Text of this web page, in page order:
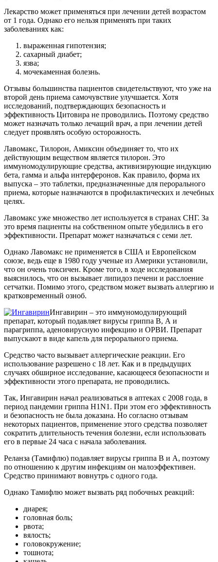
Лекарство может применяться при лечении детей возрастом
от 1 года. Однако его нельзя применять при таких
заболеваниях как:
выраженная гипотензия;
сахарный диабет;
язва;
мочекаменная болезнь.
Отзывы большинства пациентов свидетельствуют, что уже на
второй день приема самочувствие улучшается. Хотя
исследований, подтверждающих безопасность и
эффективность Цитовира не проводились. Поэтому средство
может назначать только лечащий врач, а при лечении детей
следует проявлять особую осторожность.
Лавомакс, Тилорон, Амиксин объединяет то, что их
действующим веществом является тилорон. Это
иммуномодулирующие средства, активизирующие индукцию
бета, гамма и альфа интерферонов. Как правило, форма их
выпуска – это таблетки, предназначенные для перорального
приема, которые назначаются в профилактических и лечебных
целях.
Лавомакс уже множество лет используется в странах СНГ. За
это время пациенты на собственном опыте убедились в его
эффективности. Препарат может назначаться с семи лет.
Однако Лавомакс не применяется в США и Европейском
союзе, ведь еще в 1980 году ученые из Америки установили,
что он очень токсичен. Кроме того, в ходе исследования
выяснилось, что он вызывает липидоз печени и расслоение
сетчатки. Помимо этого, средством может вызвать аллергию и
кратковременный озноб.
Ингавирин – это иммуномодулирующий
препарат, который подавляет вирусы гриппа В, А и
парагриппа, аденовирусную инфекцию и ОРВИ. Препарат
выпускают в виде капель для перорального приема.
Средство часто вызывает аллергические реакции. Его
использование разрешено с 18 лет. Как и в предыдущих
случаях обширное исследование, касающееся безопасности и
эффективности этого препарата, не проводились.
Так, Ингавирин начал реализоваться в аптеках с 2008 года, в
период пандемии гриппа Н1N1. При этом его эффективность
и безопасность не была доказана. Но согласно отзывам
некоторых пациентов, применение этого средства позволяет
сократить длительность течения болезни, если использовать
его в первые 24 часа с начала заболевания.
Реланза (Тамифлю) подавляет вирусы гриппа В и А, поэтому
по отношению к другим инфекциям он малоэффективен.
Средство принимают вовнутрь с одного года.
Однако Тамифлю может вызвать ряд побочных реакций:
диарея;
головная боль;
рвота;
вялость;
головокружение;
тошнота;